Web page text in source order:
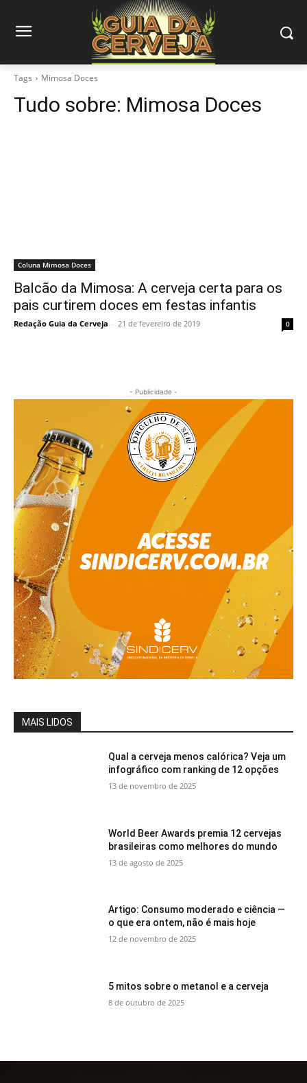
Tags Mimosa Doces
Tudo sobre: Mimosa Doces
Coluna Mimosa Doces
Balcão da Mimosa: A cerveja certa para os
pais curtirem doces em festas infantis
Redação Guia da Cerveja - 21 de fevereiro de 2019 0
- Publicidade -
MAIS LIDOS
Qual a cerveja menos calórica? Veja um
infográfico com ranking de 12 opções
13 de novembro de 2025
World Beer Awards premia 12 cervejas
brasileiras como melhores do mundo
13 de agosto de 2025
Artigo: Consumo moderado e ciência —
o que era ontem, não é mais hoje
12 de novembro de 2025
5 mitos sobre o metanol e a cerveja
8 de outubro de 2025